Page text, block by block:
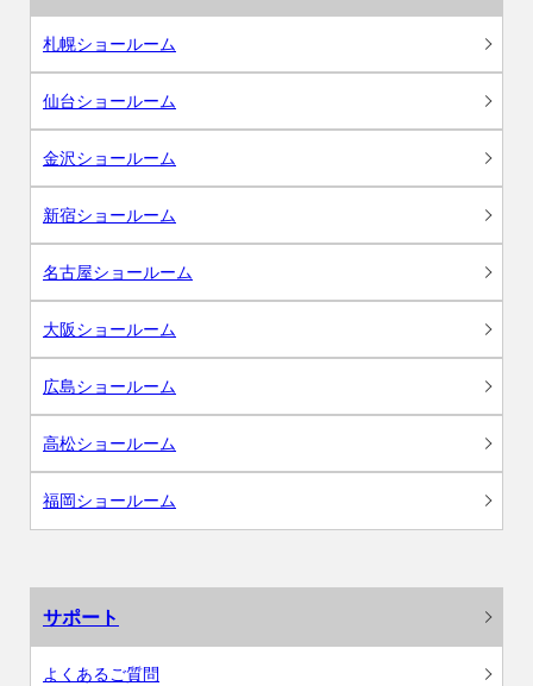
札幌ショールーム
仙台ショールーム
金沢ショールーム
新宿ショールーム
名古屋ショールーム
大阪ショールーム
広島ショールーム
高松ショールーム
福岡ショールーム
サポート
よくあるご質問